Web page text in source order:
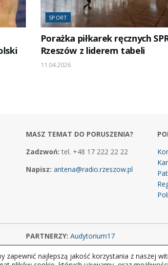
SPORT
Porażka piłkarek ręcznych
Rzeszów z liderem tabeli
11.04.2026
MASZ TEMAT DO PORUSZENIA?
Zadzwoń: tel. +48 17 222 22 22
Napisz: antena@radio.rzeszow.pl
PARTNERZY: Audytorium17
S.A. w likwidacj. Wszelkie prawa zastrzeżone.
zapewnić najlepszą jakość korzystania z naszej